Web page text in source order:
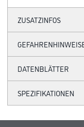
ZUSATZINFOS
DATENBLÄTTER
SPEZIFIKATIONEN